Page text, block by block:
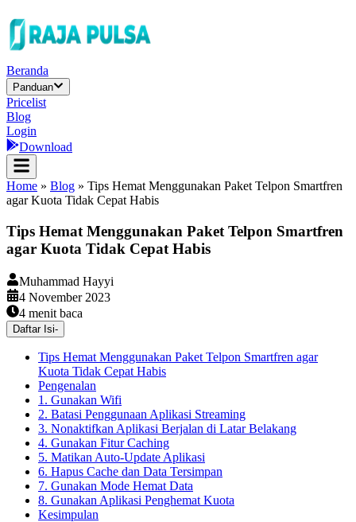
Beranda
Panduan
Pricelist
Blog
Login
Download
Home » Blog » Tips Hemat Menggunakan Paket Telpon Smartfren
agar Kuota Tidak Cepat Habis
Tips Hemat Menggunakan Paket Telpon Smartfren
agar Kuota Tidak Cepat Habis
Muhammad Hayyi
4 November 2023
4 menit baca
Daftar Isi-
Tips Hemat Menggunakan Paket Telpon Smartfren agar
Kuota Tidak Cepat Habis
Pengenalan
1. Gunakan Wifi
2. Batasi Penggunaan Aplikasi Streaming
3. Nonaktifkan Aplikasi Berjalan di Latar Belakang
4. Gunakan Fitur Caching
5. Matikan Auto-Update Aplikasi
6. Hapus Cache dan Data Tersimpan
7. Gunakan Mode Hemat Data
8. Gunakan Aplikasi Penghemat Kuota
Kesimpulan